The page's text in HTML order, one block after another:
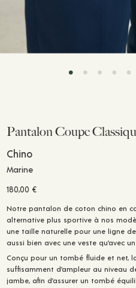
Pantalon Coupe
Chino
Marine
180,00 €
Notre pantalon de coton chino en
alternative plus sportive à nos
une taille naturellepour une ligne
aussi bien avec une veste qu’avec
Conçu pour un tombé fluide et net,
suffisamment d’ampleur au niveau
jambe, afin d’assurer un tombé
TOTE
CINTRES